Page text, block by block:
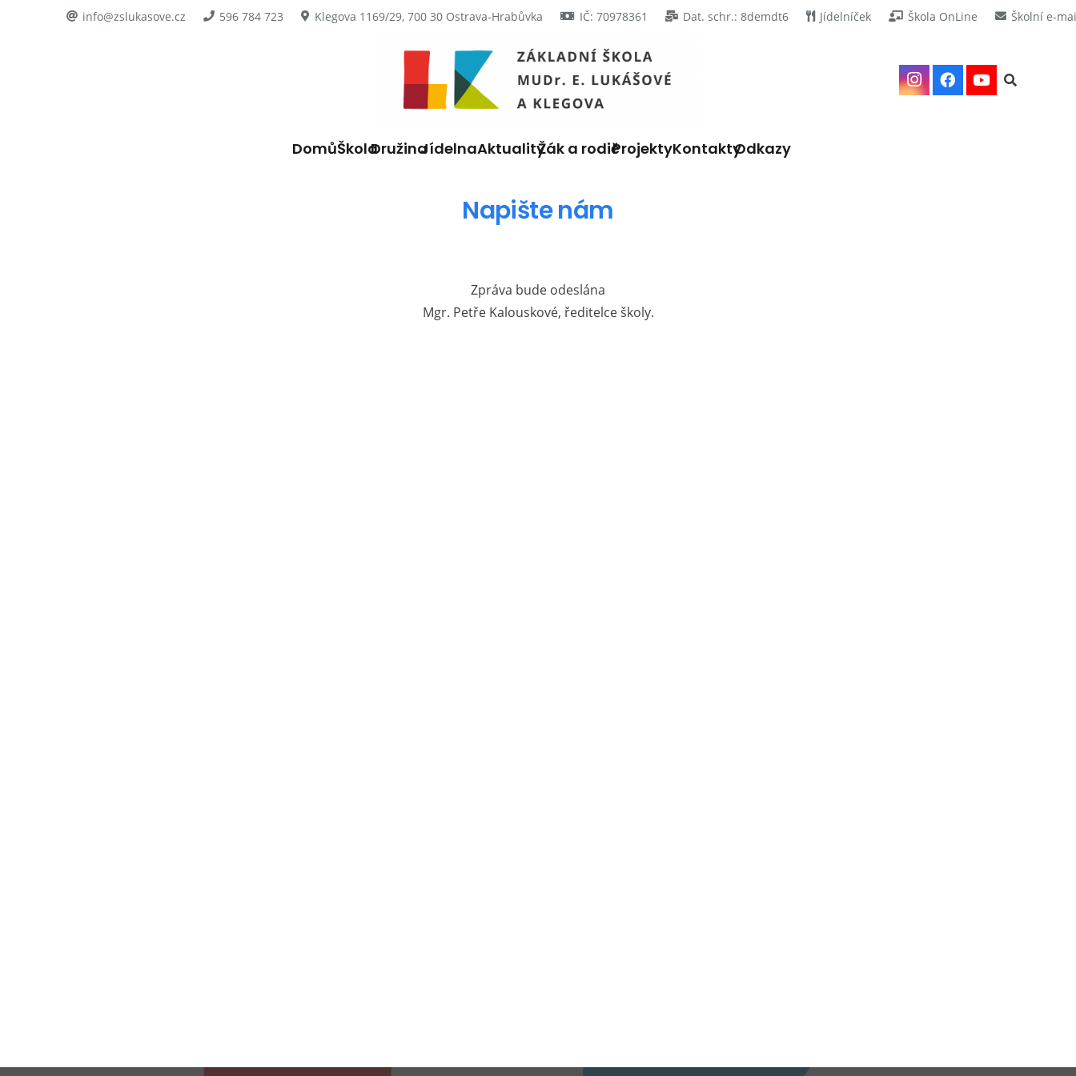
info@zslukasove.cz 596 784 723 Klegova 1169/29, 700 30 Ostrava-Hrabůvka IČ: 70978361 Dat. schr.: 8demdt6 Jídelníček Škola OnLine Školní e-
DomůŠkolaDružinaJídelnaAktualityŽák a rodičProjektyKontaktyOdkazy
Napište nám
Zpráva bude odeslána
Mgr. Petře Kalouskové, ředitelce školy.